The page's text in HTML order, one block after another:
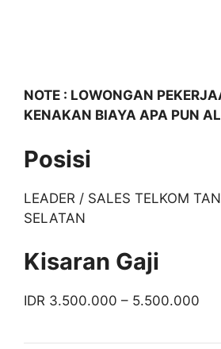
NOTE : LOWONGAN
KENAKAN BIAYA APA PUN
Posisi
LEADER / SALES TELKOM
SELATAN
Kisaran Gaji
IDR 3.500.000 – 5.500.000